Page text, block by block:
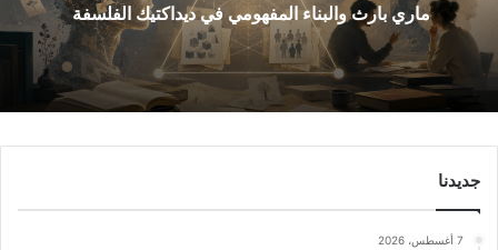
ماري بارث والبناء المفهومي في ديداكتيك الفلسفة
جديدنا
7 أغسطس، 2026